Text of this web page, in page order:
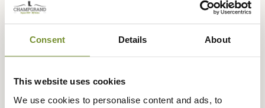
Consent Details About
This website uses cookies
We use cookies to personalise content and ads, to
obstacle. Il arbore notre nouveau camouflage InVis®,
développé par des experts en camouflage.
Avec son mélange de camouflage InVis vert et InVis
orange blaze propre à Seeland, vous êtes sûr d'être vu par
d'automne et d'hiver, ce qui fait de la gamme Vantage un
excellent choix pour les chasses sans être vu par le gibier.